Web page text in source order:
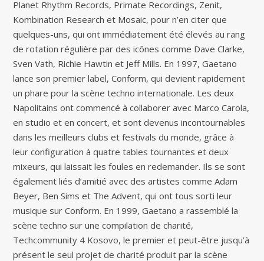
Planet Rhythm Records, Primate Recordings, Zenit,
Kombination Research et Mosaic, pour n’en citer que
quelques-uns, qui ont immédiatement été élevés au rang
de rotation régulière par des icônes comme Dave Clarke,
Sven Vath, Richie Hawtin et Jeff Mills. En 1997, Gaetano
lance son premier label, Conform, qui devient rapidement
un phare pour la scène techno internationale. Les deux
Napolitains ont commencé à collaborer avec Marco Carola,
en studio et en concert, et sont devenus incontournables
dans les meilleurs clubs et festivals du monde, grâce à
leur configuration à quatre tables tournantes et deux
mixeurs, qui laissait les foules en redemander. Ils se sont
également liés d’amitié avec des artistes comme Adam
Beyer, Ben Sims et The Advent, qui ont tous sorti leur
musique sur Conform. En 1999, Gaetano a rassemblé la
scène techno sur une compilation de charité,
Techcommunity 4 Kosovo, le premier et peut-être jusqu’à
présent le seul projet de charité produit par la scène